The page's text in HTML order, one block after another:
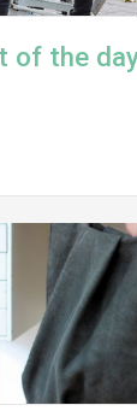
of the